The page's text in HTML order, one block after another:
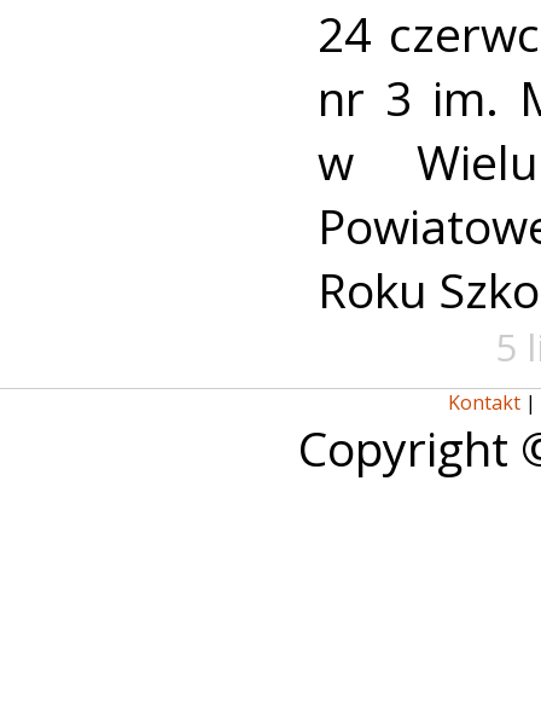
24
nr 3 im.
w
Roku
5
Kontakt |
Copyright